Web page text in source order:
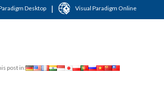
Desktop | Visual Paradigm Online
post in: